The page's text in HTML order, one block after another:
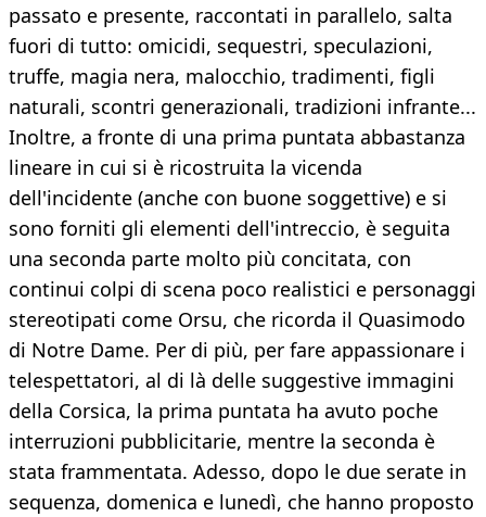
passato e presente, raccontati in parallelo, salta
fuori di tutto: omicidi, sequestri, speculazioni,
truffe, magia nera, malocchio, tradimenti, figli
naturali, scontri generazionali, tradizioni infrante...
Inoltre, a fronte di una prima puntata abbastanza
lineare in cui si è ricostruita la vicenda
dell'incidente (anche con buone soggettive) e si
sono forniti gli elementi dell'intreccio, è seguita
una seconda parte molto più concitata, con
continui colpi di scena poco realistici e personaggi
stereotipati come Orsu, che ricorda il Quasimodo
di Notre Dame. Per di più, per fare appassionare i
telespettatori, al di là delle suggestive immagini
della Corsica, la prima puntata ha avuto poche
interruzioni pubblicitarie, mentre la seconda è
stata frammentata. Adesso, dopo le due serate in
sequenza, domenica e lunedì, che hanno proposto